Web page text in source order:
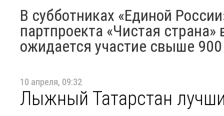
В субботниках «Единой
партпроекта «Чистая
ожидается участие свыше
10 апреля, 09:32
Лыжный Татарстан